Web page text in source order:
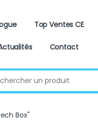
Top Ventes CE
Contact
Box"